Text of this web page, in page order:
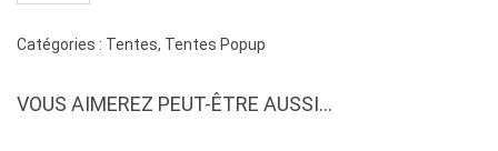
popup
x
Catégories : Tentes, Tentes Popup
VOUS AIMEREZ PEUT-ÊTRE AUSSI…